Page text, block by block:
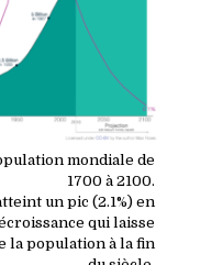
mondiale de
1700 à 2100.
un pic (2.1%) en
qui laisse
la population à la fin